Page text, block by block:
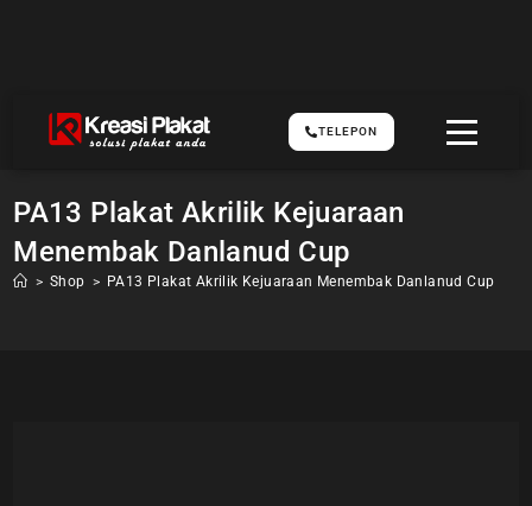
TELEPON
PA13 Plakat Akrilik Kejuaraan
Menembak Danlanud Cup
> Shop > PA13 Plakat Akrilik Kejuaraan Menembak Danlanud Cup